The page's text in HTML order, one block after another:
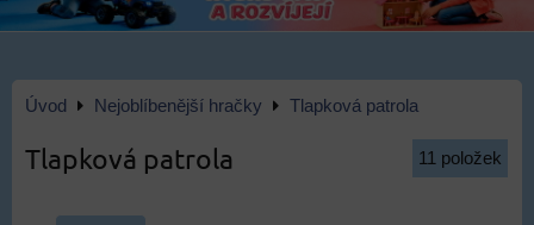
Úvod Nejoblíbenější hračky Tlapková patrola
Tlapková patrola 11 položek